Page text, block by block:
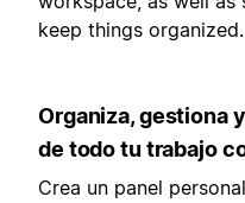
keep things organized.
Organiza, gestiona
de todo tu trabajo
Crea un panel